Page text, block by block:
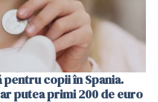
copii în Spania.
putea primi 200 de euro